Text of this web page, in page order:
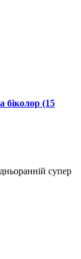
біколор (15
супер